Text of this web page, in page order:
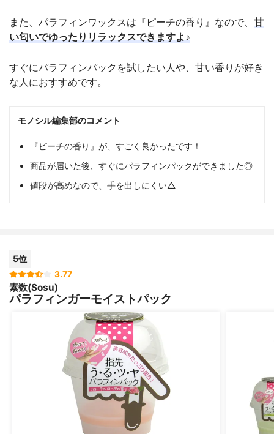
また、パラフィンワックスは『ピーチの香り』なので、 甘
い匂いでゆったりリラックスできますよ♪
すぐにパラフィンパックを試したい人や、甘い香りが好き
な人におすすめです。
モノシル編集部のコメント
『ピーチの香り』が、すごく良かったです！
商品が届いた後、すぐにパラフィンパックができました◎
値段が高めなので、手を出しにくい△
5位
3.77
素数(Sosu)
パラフィンガーモイストパック